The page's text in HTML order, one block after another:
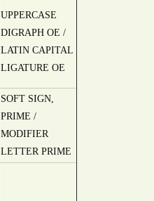
UPPERCASE
DIGRAPH OE /
LATIN CAPITAL
LIGATURE OE
SOFT SIGN,
PRIME /
MODIFIER
LETTER PRIME